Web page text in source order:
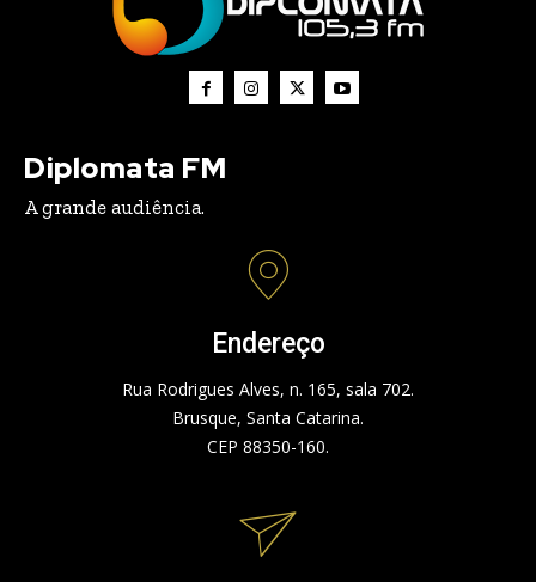
Diplomata FM
A grande audiência.
Endereço
Rua Rodrigues Alves, n. 165, sala 702.
Brusque, Santa Catarina.
CEP 88350-160.